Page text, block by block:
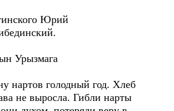
Юрий
Урызмага
нартов голодный год. Хлеб
не выросла. Гибли нарты